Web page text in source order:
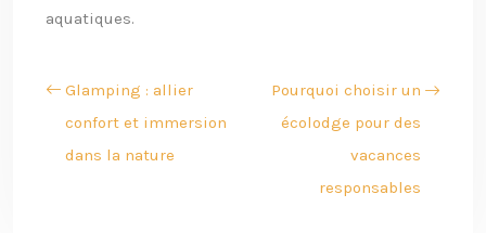
aquatiques.
Glamping : allier
confort et immersion
dans la nature
Pourquoi choisir un
écolodge pour des
vacances
responsables